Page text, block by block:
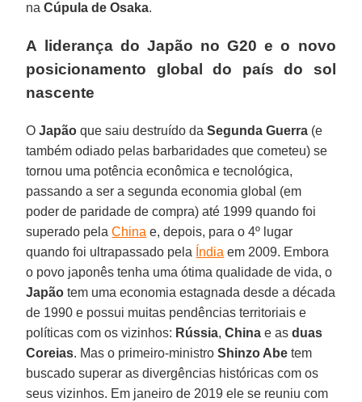
naCúpula de Osaka.
A liderança do Japão no G20 e o novo
posicionamento global do país do sol
nascente
OJapão que saiu destruído daSegunda Guerra (e
também odiado pelas barbaridades que cometeu) se
tornou uma potência econômica e tecnológica,
passando a ser a segunda economia global (em
poder de paridade de compra) até 1999 quando foi
superado pelaChina e, depois, para o 4º lugar
quando foi ultrapassado pela Índia em 2009. Embora
o povo japonês tenha uma ótima qualidade de vida, o
Japão tem uma economia estagnada desde a década
de 1990 e possui muitas pendências territoriais e
políticas com os vizinhos: Rússia,China e asduas
Coreias. Mas o primeiro-ministroShinzo Abe tem
buscado superar as divergências históricas com os
seus vizinhos. Em janeiro de 2019 ele se reuniu com